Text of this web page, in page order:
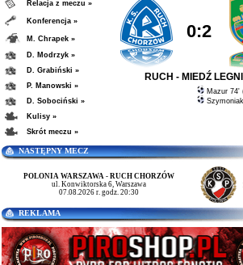
Relacja z meczu »
Konferencja »
M. Chrapek »
D. Modrzyk »
D. Grabiński »
P. Manowski »
D. Sobociński »
Kulisy »
Skrót meczu »
0:2
RUCH - MIEDŹ
Mazur 74'
NASTĘPNY MECZ
POLONIA WARSZAWA - RUCH CHORZÓW
ul. Konwiktorska 6, Warszawa
07.08.2026 r. godz. 20:30
REKLAMA